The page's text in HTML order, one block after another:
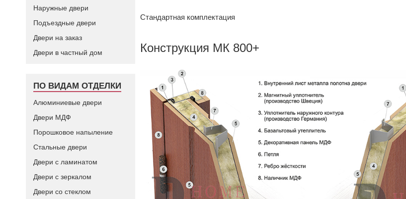
Наружные двери
Подъездные двери
Двери на заказ
Двери в частный дом
ПО ВИДАМ ОТДЕЛКИ
Алюминиевые двери
Двери МДФ
Порошковое напыление
Стальные двери
Двери с ламинатом
Двери с зеркалом
Двери со стеклом
Стандартная комплектация
Конструкция МК 800+